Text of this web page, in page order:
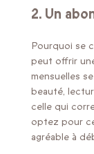
2. Un
Pourquoi se
peut offrir
mensuelles
beauté,
celle qui
optez pour
agréable à